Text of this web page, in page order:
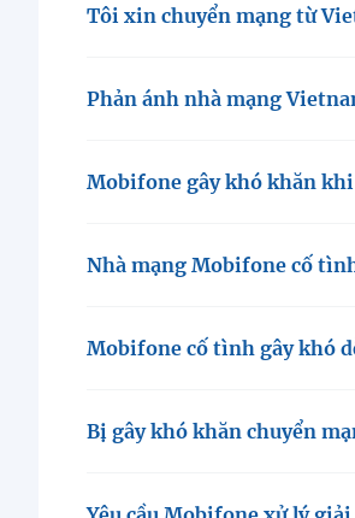
Tôi xin chuyển mạng từ
Phản ánh nhà mạng
Mobifone gây khó khăn
Nhà mạng Mobifone cố
Mobifone cố tình gây khó
Bị gây khó khăn chuyển